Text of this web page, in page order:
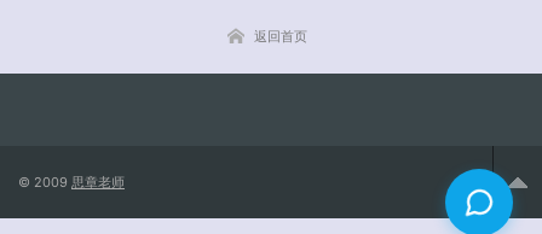
返回首页
© 2009 思章老师